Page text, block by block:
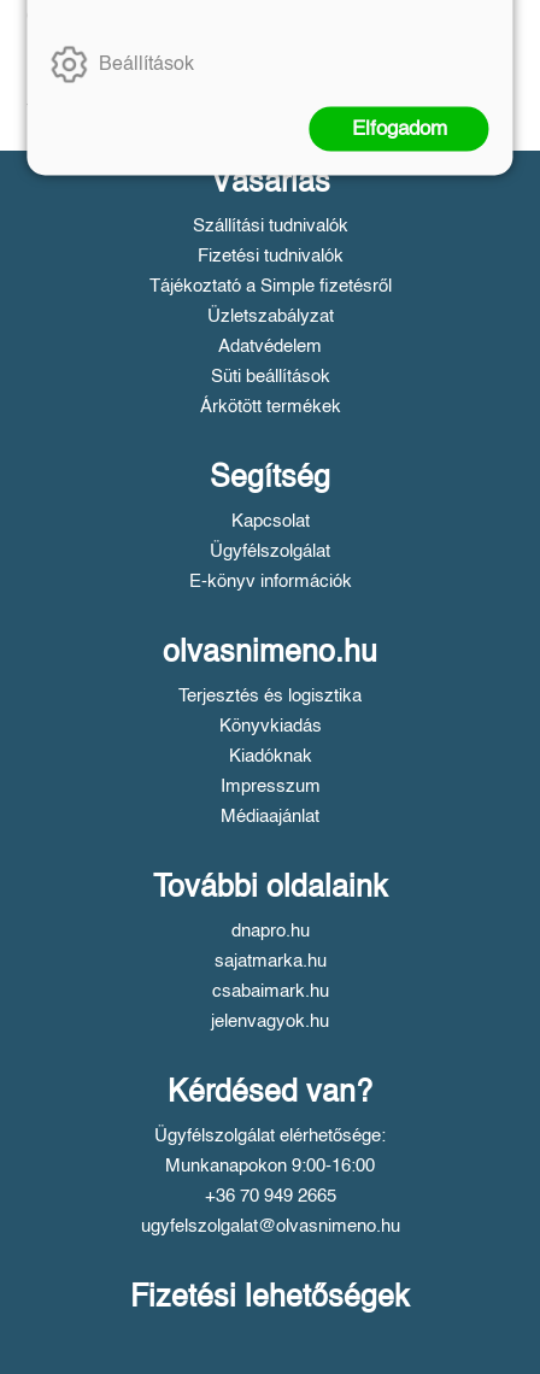
Időpont: június
16., 18:00-19:00
Tovább
Vásárlás
Szállítási tudnivalók
Fizetési tudnivalók
Tájékoztató a Simple fizetésről
Üzletszabályzat
Adatvédelem
Süti beállítások
Árkötött termékek
Segítség
Kapcsolat
Ügyfélszolgálat
E-könyv információk
olvasnimeno.hu
Terjesztés és logisztika
Könyvkiadás
Kiadóknak
Impresszum
Médiaajánlat
További oldalaink
dnapro.hu
sajatmarka.hu
csabaimark.hu
jelenvagyok.hu
Kérdésed van?
Ügyfélszolgálat elérhetősége:
Munkanapokon 9:00-16:00
+36 70 949 2665
ugyfelszolgalat@olvasnimeno.hu
Fizetési lehetőségek
Beállítások
Elfogadom